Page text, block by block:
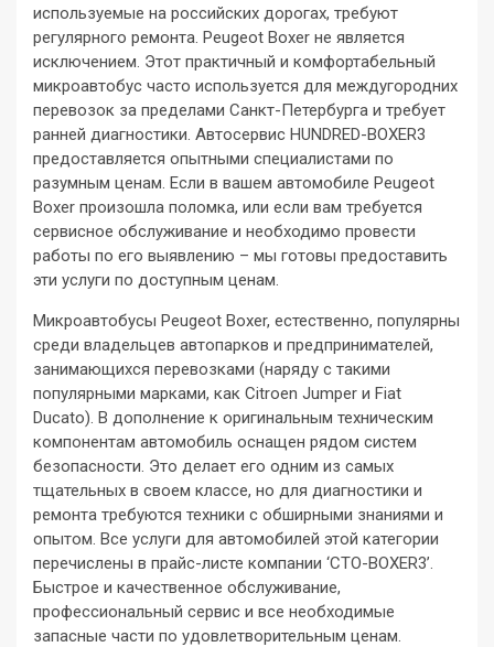
используемые на российских дорогах, требуют
регулярного ремонта. Peugeot Boxer не является
исключением. Этот практичный и комфортабельный
микроавтобус часто используется для междугородних
перевозок за пределами Санкт-Петербурга и требует
ранней диагностики. Автосервис HUNDRED-BOXER3
предоставляется опытными специалистами по
разумным ценам. Если в вашем автомобиле Peugeot
Boxer произошла поломка, или если вам требуется
сервисное обслуживание и необходимо провести
работы по его выявлению – мы готовы предоставить
эти услуги по доступным ценам.
Микроавтобусы Peugeot Boxer, естественно, популярны
среди владельцев автопарков и предпринимателей,
занимающихся перевозками (наряду с такими
популярными марками, как Citroen Jumper и Fiat
Ducato). В дополнение к оригинальным техническим
компонентам автомобиль оснащен рядом систем
безопасности. Это делает его одним из самых
тщательных в своем классе, но для диагностики и
ремонта требуются техники с обширными знаниями и
опытом. Все услуги для автомобилей этой категории
перечислены в прайс-листе компании ‘СТО-BOXER3’.
Быстрое и качественное обслуживание,
профессиональный сервис и все необходимые
запасные части по удовлетворительным ценам.